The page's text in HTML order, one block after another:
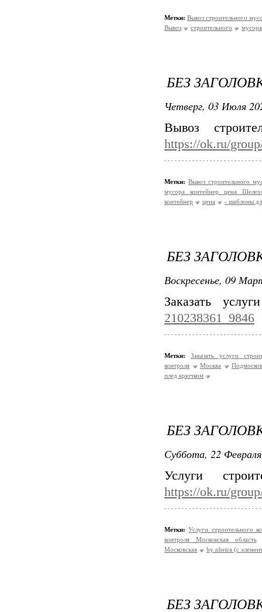
Метки: Вывоз строительного
Вывоз
строительного мусора
БЕЗ
Четверг, 03 Июля
Вывоз
https://ok.ru/
Метки: Вывоз строительного
мусора контейнер цена
контейнер
цена - шаблоны
БЕЗ
Воскресенье, 09
Заказать
210238361_9846
Метки:
Заказать услуги
контроля
Москва
плед крючком
БЕЗ
Суббота, 22
Услуги
https://ok.ru/
Метки: Услуги строительного
контроля Московская область
Московская
by nheira (с
БЕЗ